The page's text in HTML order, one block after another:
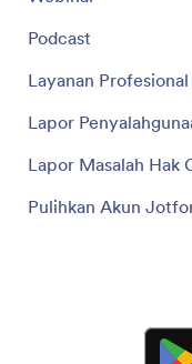
Podcast
Layanan Profesional
Lapor
Lapor Masalah Hak
Pulihkan Akun